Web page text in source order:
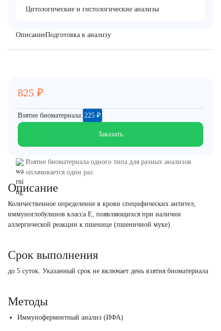
Цитологические и гистологические анализы
ОписаниеПодготовка к анализу
Описание
Количественное определение в крови специфических антител,
иммуноглобулинов класса E, появляющихся при наличии
аллергической реакции к пшенице (пшеничной муке)
825 ₽
Взятие биоматериала: 225 ₽
Заказать
Взятие биоматериала одного типа для разных анализов
оплачивается один раз.
Срок выполнения
до 5 суток. Указанный срок не включает день взятия биоматериала
Методы
Иммуноферментный анализ (ИФА)